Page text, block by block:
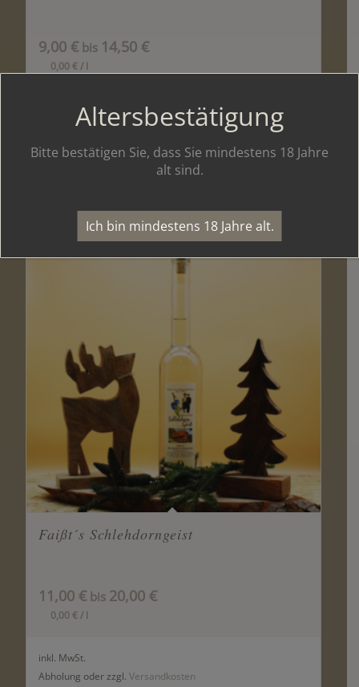
9,00 €bis 14,50 €
0,00€/ l
inkl. MwSt.
Abholung oder zzgl. Versandkosten
Lieferzeit:2-5 Werktage
Faißt´s Schlehdorngeist
11,00 €bis 20,00 €
0,00€/ l
inkl. MwSt.
Abholung oder zzgl.Versandkosten
Altersbestätigung
Bitte bestätigen Sie, dass Sie mindestens 18 Jahre
alt sind.
Ich bin mindestens 18 Jahre alt.